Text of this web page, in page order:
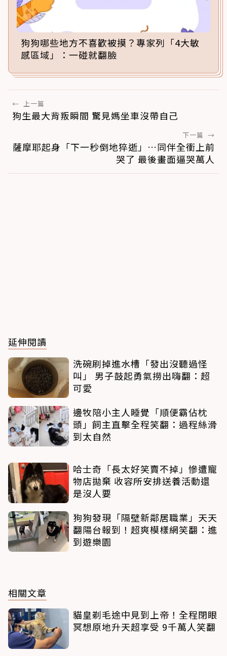
狗狗哪些地方不喜歡被摸？專家列「4大敏
感區域」：一碰就翻臉
← 上一篇
狗生最大背叛瞬間 驚見媽坐車沒帶自己
下一篇 →
薩摩耶起身「下一秒倒地猝逝」…同伴全衝上前
哭了 最後畫面逼哭萬人
延伸閱讀
洗碗刷掉進水槽「發出沒聽過怪
叫」 男子鼓起勇氣撈出嗨翻：超
可愛
邊牧陪小主人睡覺「順便霸佔枕
頭」飼主直擊全程笑翻：過程絲滑
到太自然
哈士奇「長太好笑賣不掉」慘遭寵
物店拋棄 收容所安排送養活動還
是沒人要
狗狗發現「隔壁新鄰居職業」天天
翻陽台報到！超爽模樣網笑翻：進
到遊樂園
相關文章
貓皇剃毛途中見到上帝！全程閉眼
冥想原地升天超享受 9千萬人笑翻